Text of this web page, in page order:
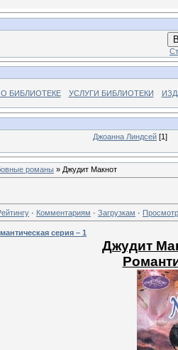
БИБЛИОТЕКЕ УСЛУГИ БИБЛИОТЕКИ
Джоанна Линдсей [1]
романы » Джудит Макнот
· Комментариям · Загрузкам ·
серия – 1
Джудит